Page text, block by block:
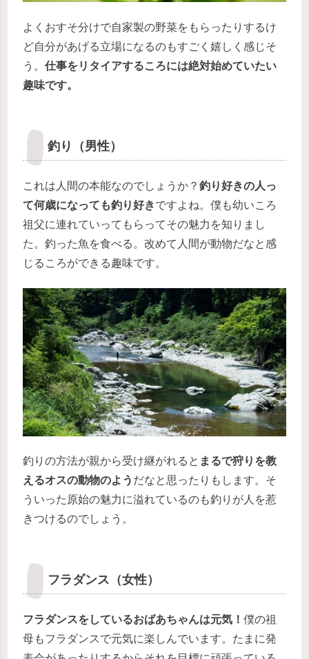
よくおすそ分けで自家製の野菜をもらったりするけ
ど自分があげる立場になるのもすごく嬉しく感じそ
う。 仕事をリタイアするころには絶対始めていたい
趣味です。
釣り（男性）
これは人間の本能なのでしょうか？ 釣り好きの人っ
て何歳になっても釣り好きですよね。僕も幼いころ
祖父に連れていってもらってその魅力を知りまし
た。釣った魚を食べる。改めて人間が動物だなと感
じるころができる趣味です。
釣りの方法が親から受け継がれると まるで狩りを教
えるオスの動物のよう だなと思ったりもします。そ
ういった原始の魅力に溢れているのも釣りが人を惹
きつけるのでしょう。
フラダンス（女性）
フラダンスをしているおばあちゃんは元気！ 僕の祖
母もフラダンスで元気に楽しんでいます。たまに発